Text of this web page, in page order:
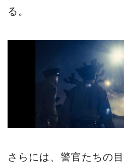
る。
さらには、警官たちの